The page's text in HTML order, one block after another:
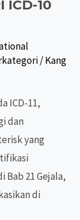
ICD-10
/Kang
ICD-11,
dan
yang
21 Gejala,
di